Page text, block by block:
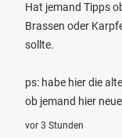
Hat jemand Tipps
Brassen oder
sollte.
ps: habe hier die
ob jemand hier
vor 3 Stunden